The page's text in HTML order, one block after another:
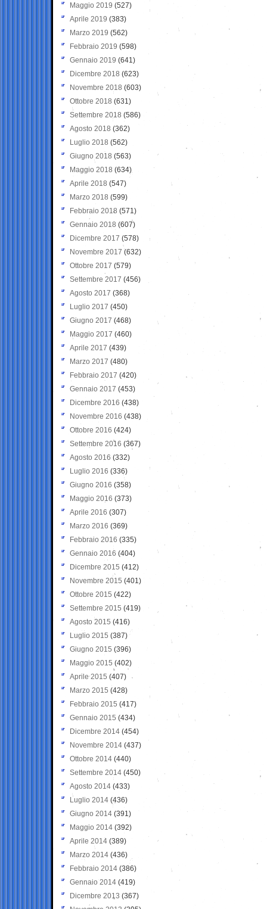
Maggio 2019 (527)
Aprile 2019 (383)
Marzo 2019 (562)
Febbraio 2019 (598)
Gennaio 2019 (641)
Dicembre 2018 (623)
Novembre 2018 (603)
Ottobre 2018 (631)
Settembre 2018 (586)
Agosto 2018 (362)
Luglio 2018 (562)
Giugno 2018 (563)
Maggio 2018 (634)
Aprile 2018 (547)
Marzo 2018 (599)
Febbraio 2018 (571)
Gennaio 2018 (607)
Dicembre 2017 (578)
Novembre 2017 (632)
Ottobre 2017 (579)
Settembre 2017 (456)
Agosto 2017 (368)
Luglio 2017 (450)
Giugno 2017 (468)
Maggio 2017 (460)
Aprile 2017 (439)
Marzo 2017 (480)
Febbraio 2017 (420)
Gennaio 2017 (453)
Dicembre 2016 (438)
Novembre 2016 (438)
Ottobre 2016 (424)
Settembre 2016 (367)
Agosto 2016 (332)
Luglio 2016 (336)
Giugno 2016 (358)
Maggio 2016 (373)
Aprile 2016 (307)
Marzo 2016 (369)
Febbraio 2016 (335)
Gennaio 2016 (404)
Dicembre 2015 (412)
Novembre 2015 (401)
Ottobre 2015 (422)
Settembre 2015 (419)
Agosto 2015 (416)
Luglio 2015 (387)
Giugno 2015 (396)
Maggio 2015 (402)
Aprile 2015 (407)
Marzo 2015 (428)
Febbraio 2015 (417)
Gennaio 2015 (434)
Dicembre 2014 (454)
Novembre 2014 (437)
Ottobre 2014 (440)
Settembre 2014 (450)
Agosto 2014 (433)
Luglio 2014 (436)
Giugno 2014 (391)
Maggio 2014 (392)
Aprile 2014 (389)
Marzo 2014 (436)
Febbraio 2014 (386)
Gennaio 2014 (419)
Dicembre 2013 (367)